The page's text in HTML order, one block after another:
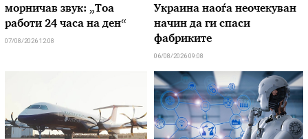
морничав звук: „Тоа
работи 24 часа на ден“
07/08/2026 12:08
Украина наоѓа неочекуван
начин да ги спаси
фабриките
06/08/2026 09:08